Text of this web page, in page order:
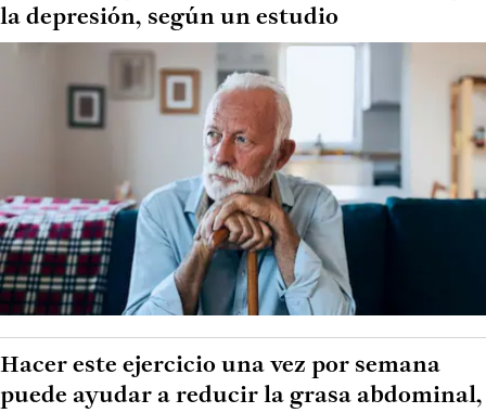
la depresión, según un estudio
Hacer este ejercicio una vez por semana
puede ayudar a reducir la grasa abdominal,